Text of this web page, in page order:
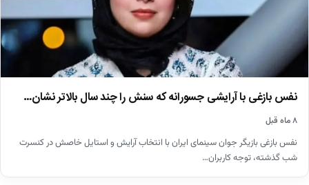
نفس بازغی با آرایشی جسورانه که سنش را چند سال بالاتر نشان…
۸ ماه قبل
نفس بازغی بازیگر جوان سینمای ایران با انتخاب آرایش و استایل خاصش در کنسرت
شب گذشته، توجه کاربران…